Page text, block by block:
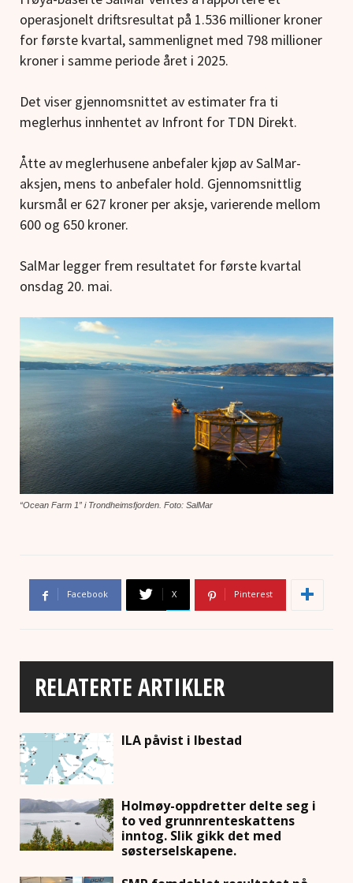
operasjonelt driftsresultat på 1.536 millioner kroner
for første kvartal, sammenlignet med 798 millioner
kroner i samme periode året i 2025.
Det viser gjennomsnittet av estimater fra ti
meglerhus innhentet av Infront for TDN Direkt.
Åtte av meglerhusene anbefaler kjøp av SalMar-
aksjen, mens to anbefaler hold. Gjennomsnittlig
kursmål er 627 kroner per aksje, varierende mellom
600 og 650 kroner.
SalMar legger frem resultatet for første kvartal
onsdag 20. mai.
“Ocean Farm 1” i Trondheimsfjorden. Foto: SalMar
Facebook X Pinterest
RELATERTE ARTIKLER
ILA påvist i Ibestad
Holmøy-oppdretter delte seg i
to ved grunnrenteskattens
inntog. Slik gikk det med
søsterselskapene.